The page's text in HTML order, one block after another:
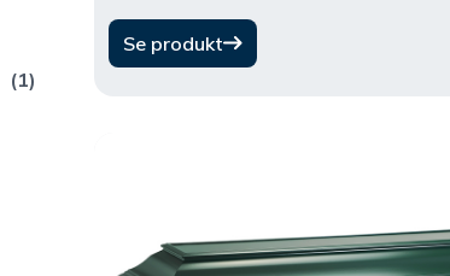
(1)
Se produkt